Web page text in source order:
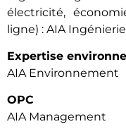
électricité,
ligne) : AIA Ingénierie
Expertise
AIA Environnement
OPC
AIA Management